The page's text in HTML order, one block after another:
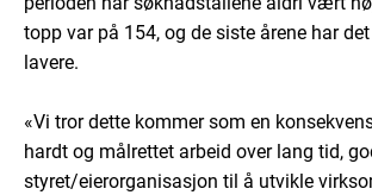
topp var på 154, og de siste årene har
lavere.
«Vi tror dette kommer som en
hardt og målrettet arbeid over lang tid,
styret/eierorganisasjon til å utvikle